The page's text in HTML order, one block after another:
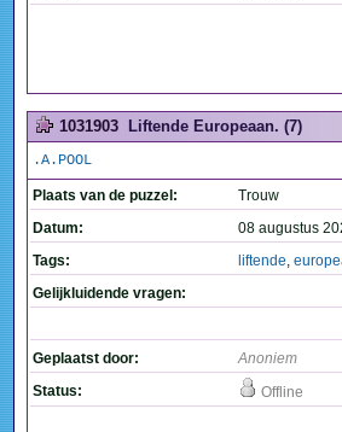
1031903 Liftende Europeaan. (7)
.A.POOL
Plaats van de puzzel:
Trouw
Datum:
08 augustus
Tags:
liftende,
Gelijkluidende vragen:
Geplaatst door:
Anoniem
Status:
Offline